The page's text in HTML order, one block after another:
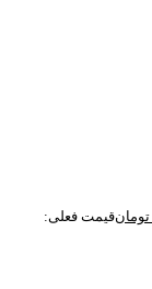
تومانقیمت فعلی: